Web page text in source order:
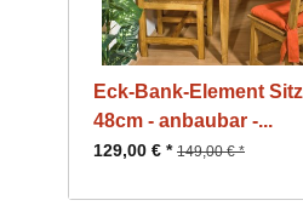
Eck-Bank-Element
48cm - anbaubar -...
129,00 € * 149,00 € *